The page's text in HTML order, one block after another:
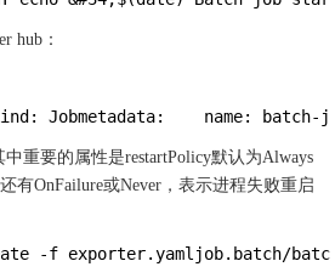
hub：
Jobmetadata:    name:
中重要的属性是restartPolicy默认为Always
有OnFailure或Never，表示进程失败重启
-f exporter.yamljob.batch/